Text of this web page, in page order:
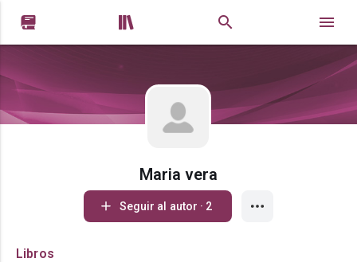
 
Maria vera
Seguir al autor · 2
Libros